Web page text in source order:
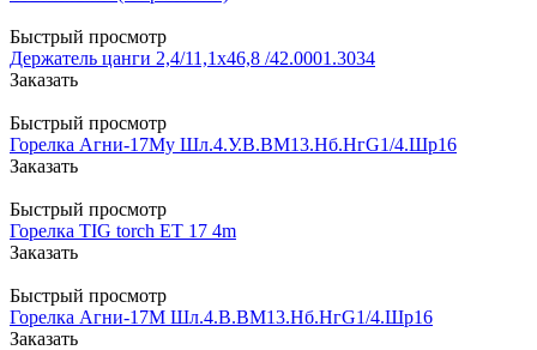
Быстрый просмотр
Держатель цанги 2,4/11,1х46,8 /42.0001.3034
Заказать
Быстрый просмотр
Горелка Агни-17Му Шл.4.У.В.ВМ13.Нб.НгG1/4.Шр16
Заказать
Быстрый просмотр
Горелка TIG torch ET 17 4m
Заказать
Быстрый просмотр
Горелка Агни-17М Шл.4.В.ВМ13.Нб.НгG1/4.Шр16
Заказать